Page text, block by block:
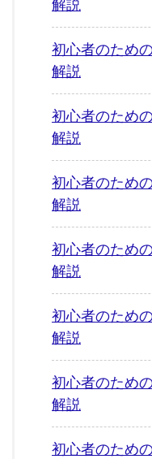
解説
初心者のため
解説
初心者のため
解説
初心者のため
解説
初心者のため
解説
初心者のため
解説
初心者のため
解説
初心者のため